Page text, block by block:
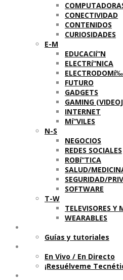
CONECTIVIDAD
CONTENIDOS
CURIOSIDADES
E-M
EDUCACIí“N
ELECTRí“NICA
FUTURO
GADGETS
GAMING
INTERNET
Mí“VILES
N-S
NEGOCIOS
REDES SOCIALES
ROBí“TICA
SALUD/
SEGURIDAD/
SOFTWARE
T-W
TELEVISORES Y
WEARABLES
Guí­as y tutoriales
En Vivo / En Directo
¡Resuélveme